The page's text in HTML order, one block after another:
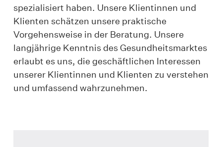
spezialisiert haben. Unsere Klientinnen und
Klienten schätzen unsere praktische
Vorgehensweise in der Beratung. Unsere
langjährige Kenntnis des Gesundheitsmarktes
erlaubt es uns, die geschäftlichen Interessen
unserer Klientinnen und Klienten zu verstehen
und umfassend wahrzunehmen.